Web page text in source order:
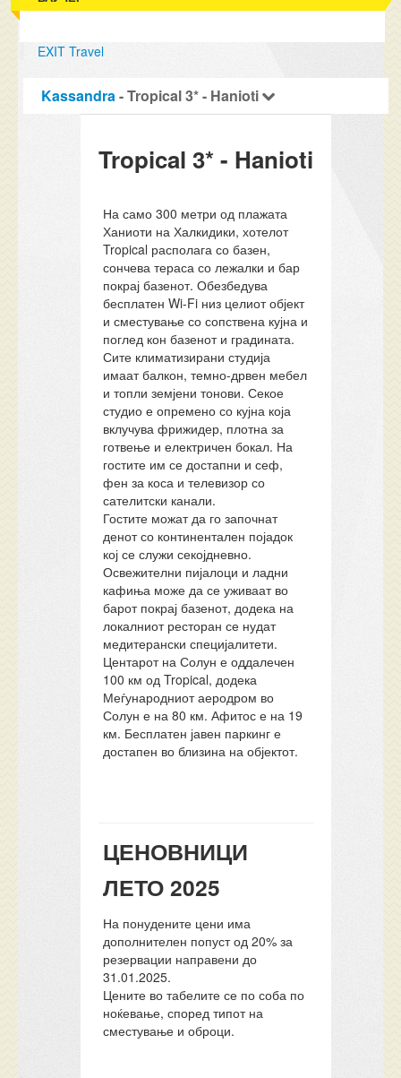
EXIT Travel
Kassandra- Tropical 3* - Hanioti
Tropical 3* - Hanioti
На само 300 метри од плажата
Ханиоти на Халкидики, хотелот
Tropical располага со базен,
сончева тераса со лежалки и бар
покрај базенот. Обезбедува
бесплатен Wi-Fi низ целиот објект
и сместување со сопствена кујна и
поглед кон базенот и градината.
Сите климатизирани студија
имаат балкон, темно-дрвен мебел
и топли земјени тонови. Секое
студио е опремено со кујна која
вклучува фрижидер, плотна за
готвење и електричен бокал. На
гостите им се достапни и сеф,
фен за коса и телевизор со
сателитски канали.
Гостите можат да го започнат
денот со континентален појадок
кој се служи секојдневно.
Освежителни пијалоци и ладни
кафиња може да се уживаат во
барот покрај базенот, додека на
локалниот ресторан се нудат
медитерански специјалитети.
Центарот на Солун е оддалечен
100 км од Tropical, додека
Меѓународниот аеродром во
Солун е на 80 км. Афитос е на 19
км. Бесплатен јавен паркинг е
достапен во близина на објектот.
ЦЕНОВНИЦИ
ЛЕТО 2025
На понудените цени има
дополнителен попуст од 20% за
резервации направени до
31.01.2025.
Цените во табелите се по соба по
ноќевање, според типот на
сместување и оброци.